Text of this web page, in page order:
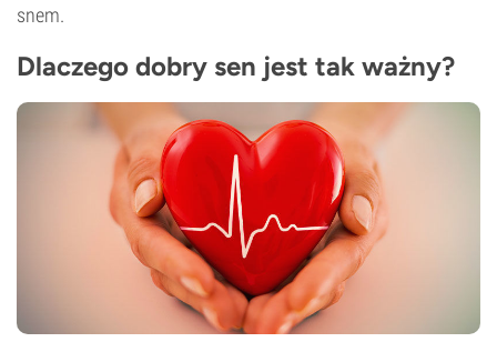
snem.
Dlaczego dobry sen jest tak ważny?